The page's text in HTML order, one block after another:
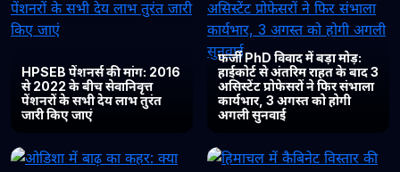
HPSEB पेंशनर्स की मांग: 2016
से 2022 के बीच सेवानिवृत्त
पेंशनरों के सभी देय लाभ तुरंत
जारी किए जाएं
फर्जी PhD विवाद में बड़ा मोड़:
हाईकोर्ट से अंतरिम राहत के बाद 3
असिस्टेंट प्रोफेसरों ने फिर संभाला
कार्यभार, 3 अगस्त को होगी
अगली सुनवाई